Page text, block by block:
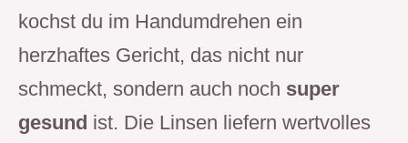
kochst du im Handumdrehen ein
herzhaftes Gericht, das nicht nur
schmeckt, sondern auch noch super
gesund ist. Die Linsen liefern wertvolles